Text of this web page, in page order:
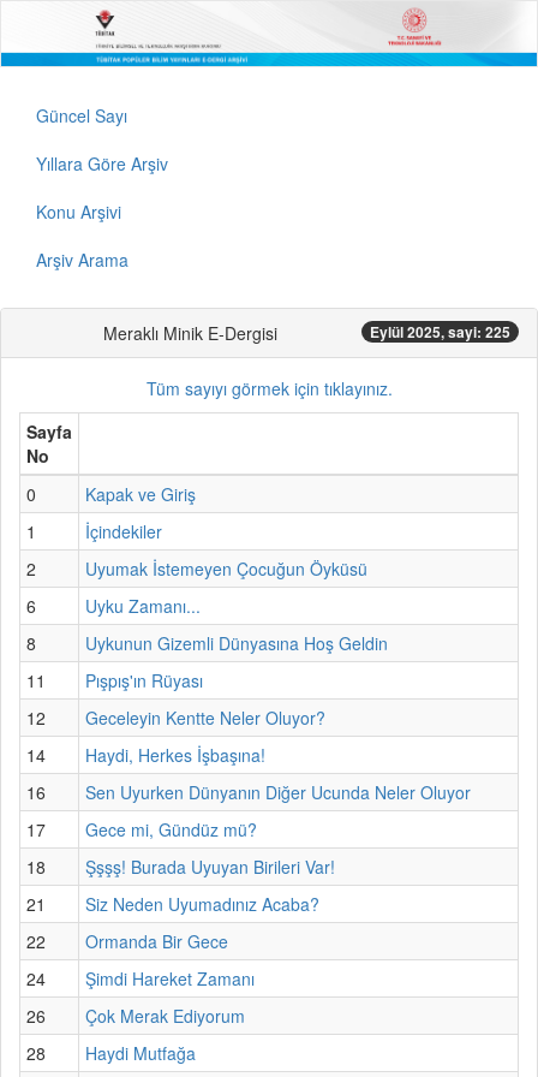
Güncel Sayı
Yıllara Göre Arşiv
Konu Arşivi
Arşiv Arama
Meraklı Minik E-Dergisi Eylül 2025, sayi: 225
Tüm sayıyı görmek için tıklayınız.
Sayfa
No
0
Kapak ve Giriş
1
İçindekiler
2
Uyumak İstemeyen Çocuğun Öyküsü
6
Uyku Zamanı...
8
Uykunun Gizemli Dünyasına Hoş Geldin
11
Pışpış'ın Rüyası
12
Geceleyin Kentte Neler Oluyor?
14
Haydi, Herkes İşbaşına!
16
Sen Uyurken Dünyanın Diğer Ucunda Neler Oluyor
17
Gece mi, Gündüz mü?
18
Şşşş! Burada Uyuyan Birileri Var!
21
Siz Neden Uyumadınız Acaba?
22
Ormanda Bir Gece
24
Şimdi Hareket Zamanı
26
Çok Merak Ediyorum
28
Haydi Mutfağa